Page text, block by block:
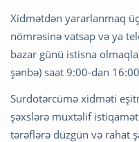
Xidmətdən yararlanmaq
nömrəsinə vatsap və ya
bazar günü istisna
şənbə) saat 9:00-dan
Surdotərcümə xidməti
şəxslərə müxtəlif
tərəflərə düzgün və rahat